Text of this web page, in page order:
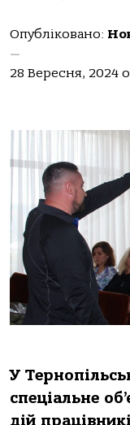
Опубліковано:
—
28 Вересня, 2024 о
У
спеціальне
дій